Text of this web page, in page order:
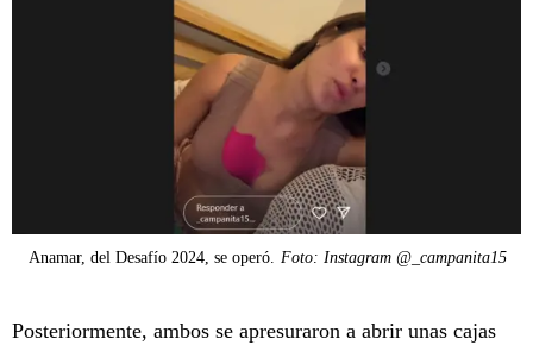
Anamar, del Desafío 2024, se operó. Foto: Instagram @_campanita15
Posteriormente, ambos se apresuraron a abrir unas cajas